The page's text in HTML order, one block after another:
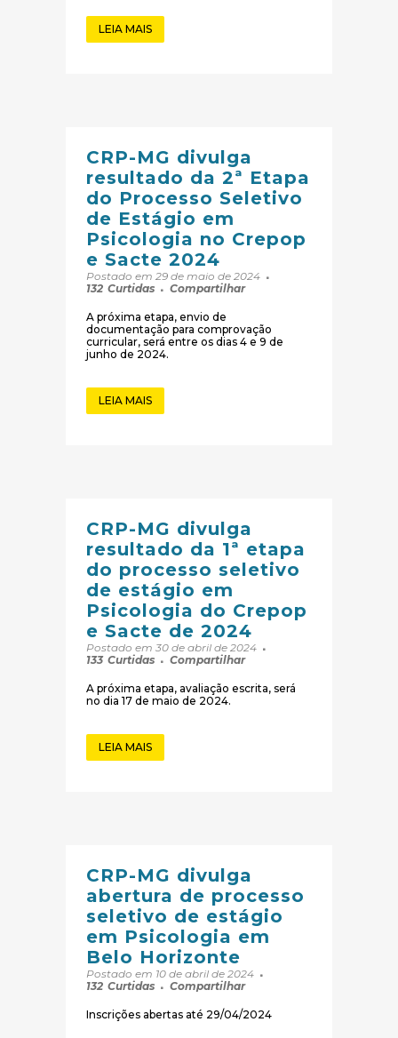
LEIA MAIS
CRP-MG divulga
resultado da 2ª Etapa
do Processo Seletivo
de Estágio em
Psicologia no Crepop
e Sacte 2024
Postado em 29 de maio de 2024
132 Curtidas Compartilhar
A próxima etapa, envio de
documentação para comprovação
curricular, será entre os dias 4 e 9 de
junho de 2024.
LEIA MAIS
CRP-MG divulga
resultado da 1ª etapa
do processo seletivo
de estágio em
Psicologia do Crepop
e Sacte de 2024
Postado em 30 de abril de 2024
133 Curtidas Compartilhar
A próxima etapa, avaliação escrita, será
no dia 17 de maio de 2024.
LEIA MAIS
CRP-MG divulga
abertura de processo
seletivo de estágio
em Psicologia em
Belo Horizonte
Postado em 10 de abril de 2024
132 Curtidas Compartilhar
Inscrições abertas até 29/04/2024